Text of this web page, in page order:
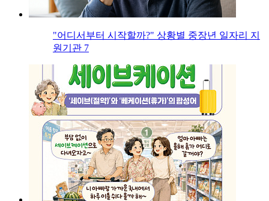
"어디서부터 시작할까?" 상황별 중장년 일자리 지
원기관 7